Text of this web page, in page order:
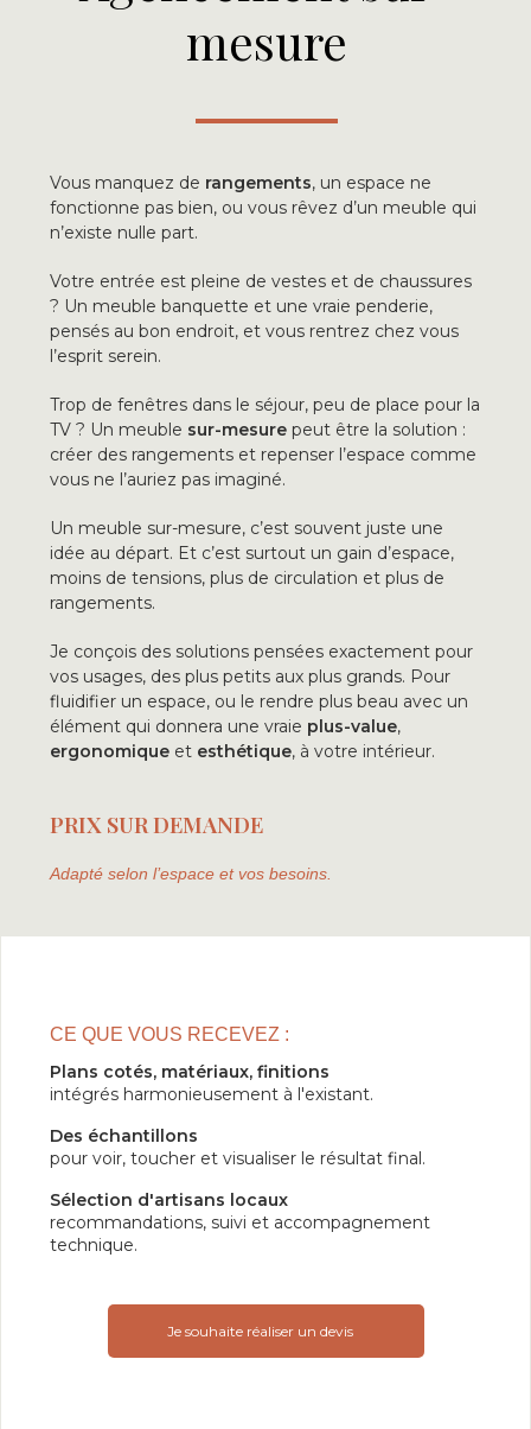
mesure
Vous manquez de rangements, un espace ne
fonctionne pas bien, ou vous rêvez d’un meuble qui
n’existe nulle part.
Votre entrée est pleine de vestes et de chaussures
? Un meuble banquette et une vraie penderie,
pensés au bon endroit, et vous rentrez chez vous
l’esprit serein.
Trop de fenêtres dans le séjour, peu de place pour la
TV ? Un meuble sur-mesurepeut être la solution :
créer des rangements et repenser l’espace comme
vous ne l’auriez pas imaginé.
Un meuble sur-mesure, c’est souvent juste une
idée au départ. Et c’est surtout un gain d’espace,
moins de tensions, plus de circulation et plus de
rangements.
Je conçois des solutions pensées exactement pour
vos usages, des plus petits aux plus grands. Pour
fluidifier un espace, ou le rendre plus beau avec un
élément qui donnera une vraie plus-value,
ergonomiqueet esthétique, à votre intérieur.
PRIX SUR DEMANDE
Adapté selon l’espace et vos besoins.
CE QUE VOUS RECEVEZ :
Plans cotés, matériaux, finitions
intégrés harmonieusement à l'existant.
Des échantillons
pour voir, toucher et visualiser le résultat final.
Sélection d'artisans locaux
recommandations, suivi et accompagnement
technique.
Je souhaite réaliser un devis